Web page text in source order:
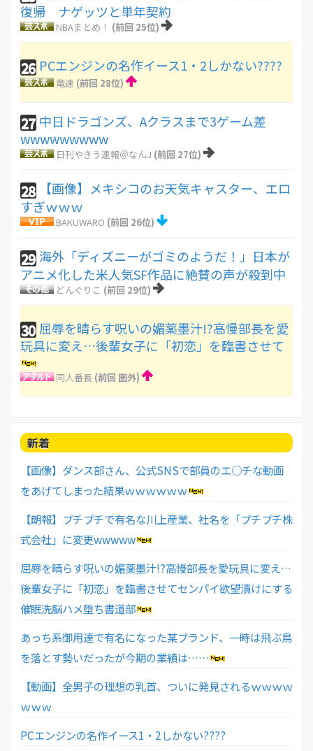
復帰 ナゲッツと単年契約
NBAまとめ！ (前回 25位)
26 PCエンジンの名作イース1・2しかない????
竜速 (前回 28位)
27 中日ドラゴンズ、Aクラスまで3ゲーム差
wwwwwwwww
日刊やきう速報＠なんJ (前回 27位)
28
【画像】メキシコのお天気キャスター、エロ
すぎｗｗｗ
BAKUWARO (前回 26位)
29 海外「ディズニーがゴミのようだ！」日本が
アニメ化した米人気SF作品に絶賛の声が殺到中
どんぐりこ (前回 29位)
30 屈辱を晴らす呪いの媚薬墨汁!?高慢部長を愛
玩具に変え…後輩女子に「初恋」を臨書させて
同人番長 (前回 圏外)
新着
【画像】ダンス部さん、公式SNSで部員のエ○チな動画
をあげてしまった結果ｗｗｗｗｗｗ
【朗報】プチプチで有名な川上産業、社名を「プチプチ株
式会社」に変更wwwww
屈辱を晴らす呪いの媚薬墨汁!?高慢部長を愛玩具に変え…
後輩女子に「初恋」を臨書させてセンパイ欲望漬けにする
催眠洗脳ハメ堕ち書道部
あっち系御用達で有名になった某ブランド、一時は飛ぶ鳥
を落とす勢いだったが今期の業績は……
【動画】全男子の理想の乳首、ついに発見されるｗｗｗｗ
ｗｗｗ
PCエンジンの名作イース1・2しかない????